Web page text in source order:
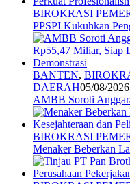
BIROKRASI
PPSPI Kukuhkan
BANTEN,
DAERAH05/08/2026
AMBB Soroti
BIROKRASI
Menaker Beberkan